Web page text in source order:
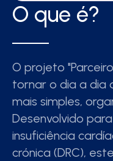
O que é?
O projeto
tornar o dia a dia
mais simples,
Desenvolvido
insuficiência
crónica (DRC),